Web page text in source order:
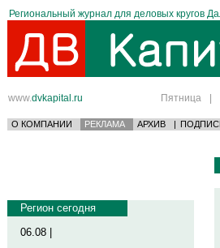
Региональный журнал для деловых кругов
www.dvkapital.ru Пятница |
О КОМПАНИИ РЕКЛАМА АРХИВ |
Регион сегодня
06.08 |